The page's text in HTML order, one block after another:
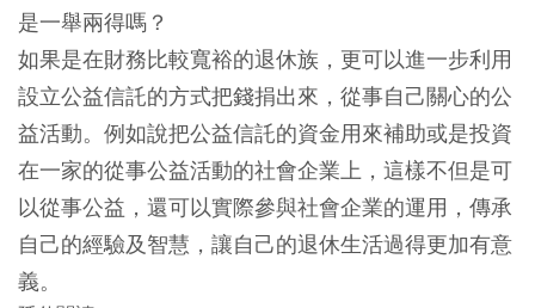
是一舉兩得嗎？
如果是在財務比較寬裕的退休族，更可以進一步利用
設立公益信託的方式把錢捐出來，從事自己關心的公
益活動。例如說把公益信託的資金用來補助或是投資
在一家的從事公益活動的社會企業上，這樣不但是可
以從事公益，還可以實際參與社會企業的運用，傳承
自己的經驗及智慧，讓自己的退休生活過得更加有意
義。